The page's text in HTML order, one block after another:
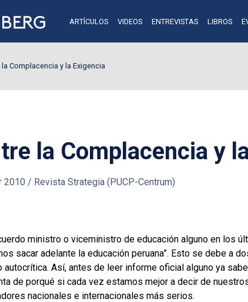
ARTÍCULOS VIDEOS ENTREVISTAS LIBROS
la Complacencia y la Exigencia
la Complacencia y
2010 / Revista Strategia (PUCP-Centrum)
ministro o viceministro de educación alguno en los
sacar adelante la educación peruana”. Esto se debe a
autocrítica. Así, antes de leer informe oficial alguno ya
de porqué si cada vez estamos mejor a decir de
nacionales e internacionales más serios.